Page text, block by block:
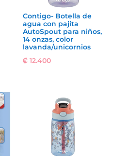
Contigo- Botella de
agua con pajita
AutoSpout para niños,
14 onzas, color
lavanda/unicornios
₡12.400